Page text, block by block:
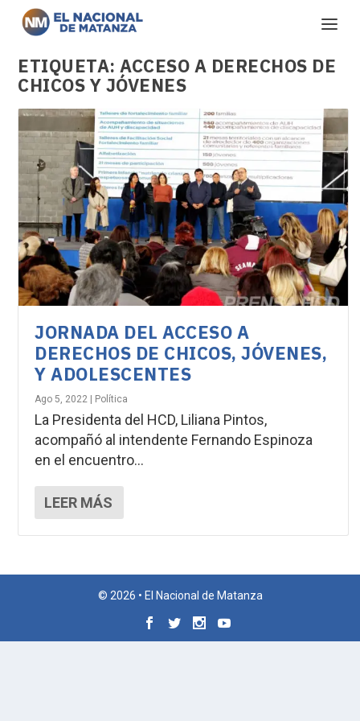
ETIQUETA:ACCESO A DERECHOS DE
CHICOS Y JÓVENES
JORNADA DEL ACCESO A
DERECHOS DE CHICOS, JÓVENES,
Y ADOLESCENTES
Ago 5, 2022 Política
La Presidenta del HCD, Liliana Pintos,
acompañó al intendente Fernando Espinoza
en el encuentro...
LEER MÁS
© 2026 • El Nacional de Matanza